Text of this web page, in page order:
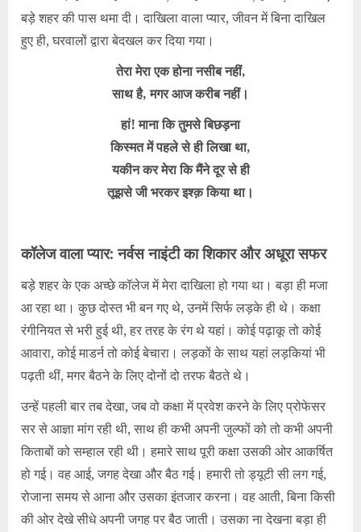
बड़े शहर की पास थमा दी। दाखिला वाला प्यार, जीवन में बिना दाखिल
हुए ही, घरवालों द्वारा बेदखल कर दिया गया।
तेरा मेरा एक होना नसीब नहीं,
साथ है, मगर आज करीब नहीं।
हां! माना कि तुमसे बिछड़ना
किस्मत में पहले से ही लिखा था,
यकीन कर मेरा कि मैंने दूर से ही
तूझसे जी भरकर इश्क़ किया था।
कॉलेज वाला प्यार: नर्वस नाइंटी का शिकार और अधूरा सफर
बड़े शहर के एक अच्छे कॉलेज में मेरा दाखिला हो गया था। बड़ा ही मजा
आ रहा था। कुछ दोस्त भी बन गए थे, उनमें सिर्फ लड़के ही थे। कक्षा
रंगीनियत से भरी हुई थी, हर तरह के रंग थे यहां। कोई पढ़ाकू तो कोई
आवारा, कोई माडर्न तो कोई बेचारा। लड़कों के साथ यहां लड़कियां भी
पढ़ती थीं, मगर बैठने के लिए दोनों दो तरफ बैठते थे।
उन्हें पहली बार तब देखा, जब वो कक्षा में प्रवेश करने के लिए प्रोफेसर
सर से आज्ञा मांग रही थी, साथ ही कभी अपनी जुल्फों को तो कभी अपनी
किताबों को सम्हाल रही थी। हमारे साथ पूरी कक्षा उसकी ओर आकर्षित
हो गई। वह आई, जगह देखा और बैठ गई। हमारी तो ड्यूटी सी लग गई,
रोजाना समय से आना और उसका इंतजार करना। वह आती, बिना किसी
की ओर देखे सीधे अपनी जगह पर बैठ जाती। उसका ना देखना बड़ा ही